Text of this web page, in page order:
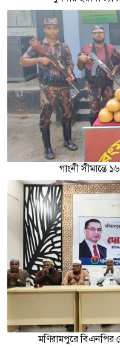
গাংনী সীমান্তে
মণিরামপুরে বিএনপির